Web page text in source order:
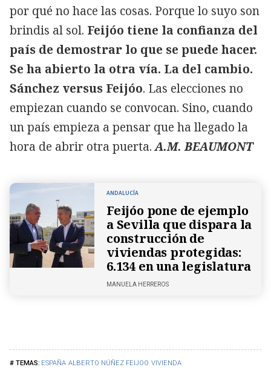
ESPAÑA ALBERTO NÚÑEZ FEIJOO VIVIENDA
por qué no hace las cosas. Porque lo suyo son
brindis al sol. Feijóo tiene la confianza del
país de demostrar lo que se puede hacer.
Se ha abierto la otra vía. La del cambio.
Sánchez versus Feijóo. Las elecciones no
empiezan cuando se convocan. Sino, cuando
un país empieza a pensar que ha llegado la
hora de abrir otra puerta.A.M. BEAUMONT
ANDALUCÍA
Feijóo pone de ejemplo
a Sevilla que dispara la
construcción de
viviendas protegidas:
6.134 en una legislatura
MANUELA HERREROS